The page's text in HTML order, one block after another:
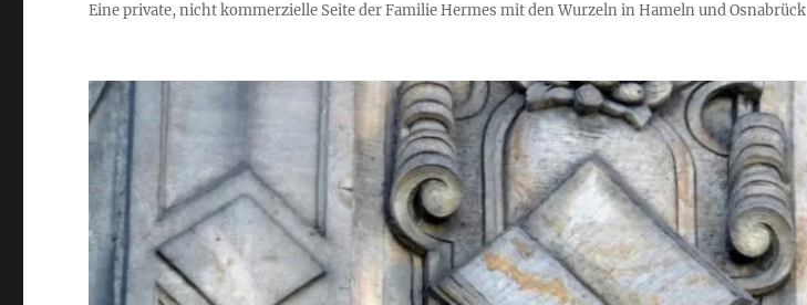
Eine private, nicht kommerzielle Seite der Familie Hermes mit den Wurzeln in Hameln und Osnabrück